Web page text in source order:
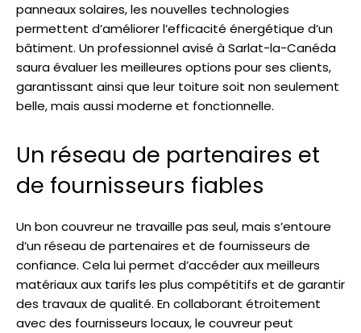
panneaux solaires, les nouvelles technologies
permettent d’améliorer l’efficacité énergétique d’un
bâtiment. Un professionnel avisé à Sarlat-la-Canéda
saura évaluer les meilleures options pour ses clients,
garantissant ainsi que leur toiture soit non seulement
belle, mais aussi moderne et fonctionnelle.
Un réseau de partenaires et
de fournisseurs fiables
Un bon couvreur ne travaille pas seul, mais s’entoure
d’un réseau de partenaires et de fournisseurs de
confiance. Cela lui permet d’accéder aux meilleurs
matériaux aux tarifs les plus compétitifs et de garantir
des travaux de qualité. En collaborant étroitement
avec des fournisseurs locaux, le couvreur peut